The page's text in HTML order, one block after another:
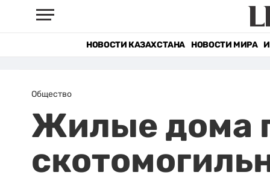
НОВОСТИ КАЗАХСТАНА НОВОСТИ МИРА
Общество
Жилые дома